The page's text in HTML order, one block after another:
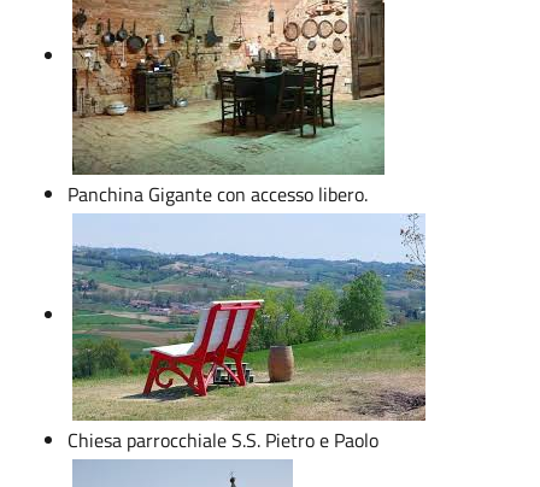
Panchina Gigante con accesso libero.
Chiesa parrocchiale S.S. Pietro e Paolo